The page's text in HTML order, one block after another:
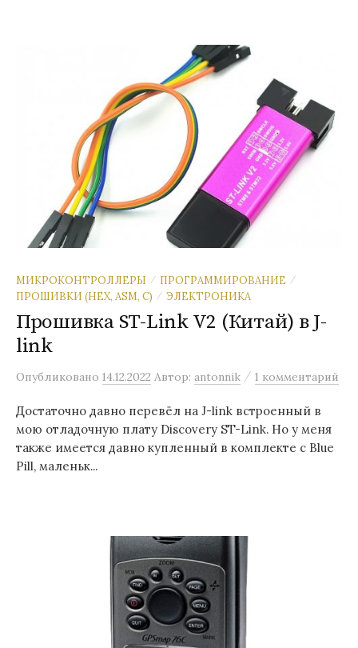
МИКРОКОНТРОЛЛЕРЫ / ПРОГРАММИРОВАНИЕ /
ПРОШИВКИ (HEX, ASM, C) / ЭЛЕКТРОНИКА
Прошивка ST-Link V2 (Китай) в J-
link
Опубликовано 14.12.2022 Автор: antonnik / 1 комментарий
Достаточно давно перевёл на J-link встроенный в
мою отладочную плату Discovery ST-Link. Но у меня
также имеется давно купленный в комплекте с Blue
Pill, маленьк...